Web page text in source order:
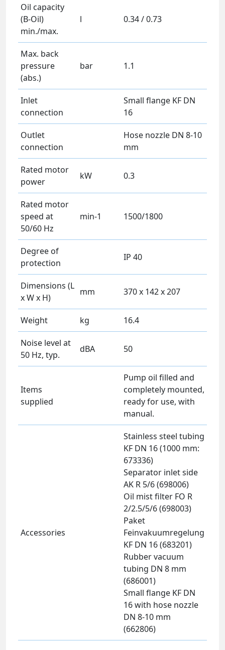
Oil capacity
(B-Oil)
min./max.
l 0.34 / 0.73
Max. back
pressure
(abs.)
bar 1.1
Inlet
connection
Small flange KF DN
16
Outlet
connection
Hose nozzle DN 8-10
mm
Rated motor
power
kW 0.3
Rated motor
speed at
50/60 Hz
min-1 1500/1800
Degree of
protection
IP 40
Dimensions (L
x W x H)
mm 370 x 142 x 207
Weight kg 16.4
Noise level at
50 Hz, typ.
dBA 50
Items
supplied
Pump oil filled and
completely mounted,
ready for use, with
manual.
Accessories
Stainless steel tubing
KF DN 16 (1000 mm:
673336)
Separator inlet side
AK R 5/6 (698006)
Oil mist filter FO R
2/2.5/5/6 (698003)
Paket
Feinvakuumregelung
KF DN 16 (683201)
Rubber vacuum
tubing DN 8 mm
(686001)
Small flange KF DN
16 with hose nozzle
DN 8-10 mm
(662806)